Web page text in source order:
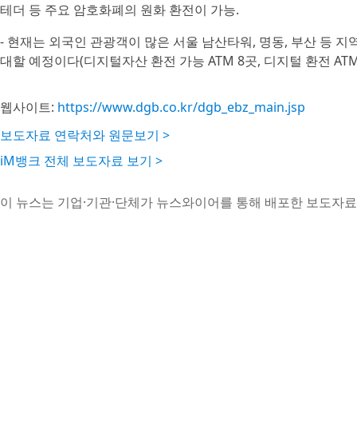
테더 등 주요 암호화폐의 원화 환전이 가능.
- 현재는 외국인 관광객이 많은 서울 남산타워, 명동, 부산 등
대할 예정이다(디지털자산 환전 가능 ATM 8곳, 디지털 환전
웹사이트: https://www.dgb.co.kr/dgb_ebz_main.jsp
보도자료 연락처와 원문보기 >
iM뱅크 전체 보도자료 보기 >
이 뉴스는 기업·기관·단체가 뉴스와이어를 통해 배포한 보도자